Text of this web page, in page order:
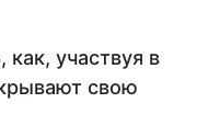
участвуя в
свою